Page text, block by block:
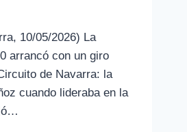
10/05/2026) La
arrancó con un giro
de Navarra: la
cuando lideraba en la